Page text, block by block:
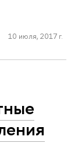
10 июля, 2017 г.